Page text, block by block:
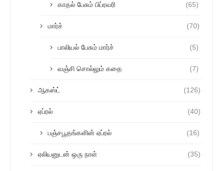
காதல் பேசும் பிப்ரவரி (65)
மார்ச் (70)
பாலியல் பேசும் மார்ச் (5)
வஞ்சி சொல்லும் கதை (7)
ஆகஸ்ட் (126)
ஏப்ரல் (40)
பஞ்சபூதங்களின் ஏப்ரல் (16)
ஏலியனுடன் ஒரு நாள் (35)